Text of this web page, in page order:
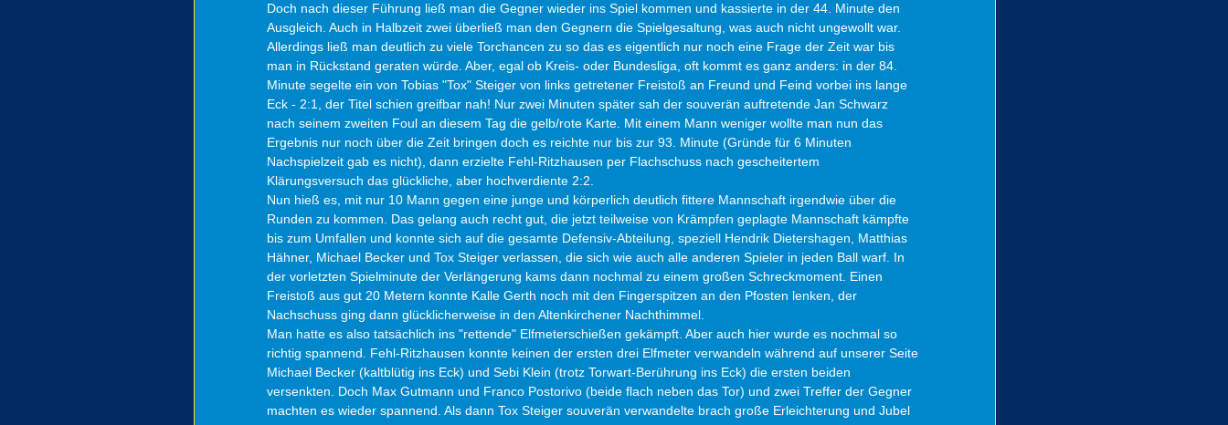
Doch nach dieser Führung ließ man die Gegner wieder ins Spiel kommen und kassierte in der 44. Minute den
Ausgleich. Auch in Halbzeit zwei überließ man den Gegnern die Spielgesaltung, was auch nicht ungewollt war.
Allerdings ließ man deutlich zu viele Torchancen zu so das es eigentlich nur noch eine Frage der Zeit war bis
man in Rückstand geraten würde. Aber, egal ob Kreis- oder Bundesliga, oft kommt es ganz anders: in der 84.
Minute segelte ein von Tobias "Tox" Steiger von links getretener Freistoß an Freund und Feind vorbei ins lange
Eck - 2:1, der Titel schien greifbar nah! Nur zwei Minuten später sah der souverän auftretende Jan Schwarz
nach seinem zweiten Foul an diesem Tag die gelb/rote Karte. Mit einem Mann weniger wollte man nun das
Ergebnis nur noch über die Zeit bringen doch es reichte nur bis zur 93. Minute (Gründe für 6 Minuten
Nachspielzeit gab es nicht), dann erzielte Fehl-Ritzhausen per Flachschuss nach gescheitertem
Klärungsversuch das glückliche, aber hochverdiente 2:2.
Nun hieß es, mit nur 10 Mann gegen eine junge und körperlich deutlich fittere Mannschaft irgendwie über die
Runden zu kommen. Das gelang auch recht gut, die jetzt teilweise von Krämpfen geplagte Mannschaft kämpfte
bis zum Umfallen und konnte sich auf die gesamte Defensiv-Abteilung, speziell Hendrik Dietershagen, Matthias
Hähner, Michael Becker und Tox Steiger verlassen, die sich wie auch alle anderen Spieler in jeden Ball warf. In
der vorletzten Spielminute der Verlängerung kams dann nochmal zu einem großen Schreckmoment. Einen
Freistoß aus gut 20 Metern konnte Kalle Gerth noch mit den Fingerspitzen an den Pfosten lenken, der
Nachschuss ging dann glücklicherweise in den Altenkirchener Nachthimmel.
Man hatte es also tatsächlich ins "rettende" Elfmeterschießen gekämpft. Aber auch hier wurde es nochmal so
richtig spannend. Fehl-Ritzhausen konnte keinen der ersten drei Elfmeter verwandeln während auf unserer Seite
Michael Becker (kaltblütig ins Eck) und Sebi Klein (trotz Torwart-Berührung ins Eck) die ersten beiden
versenkten. Doch Max Gutmann und Franco Postorivo (beide flach neben das Tor) und zwei Treffer der Gegner
machten es wieder spannend. Als dann Tox Steiger souverän verwandelte brach große Erleichterung und Jubel